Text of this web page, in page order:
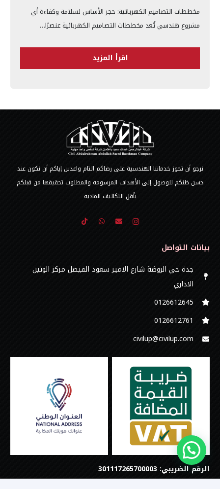
مخططات التصاميم الكهربائية: حجر الأساس لسلامة وكفاءة أي
مشروع هندسي تُعد مخططات التصاميم الكهربائية عنصرًا…
اقرأ المزيد
نرجو أن تحوز خدماتنا الهندسية على رضاكم التام واعدين إياكم أن نكون عند
حسن ظنكم للوصول إلى الأهداف المرسومة والمطلوب تحقيقها من قبلكم
بأقل التكاليف المادية
بيانات التواصل
جدة حي الروضة شارع الامير سعود الفيصل مركز الوتين
الاداري
0126612645‬
‭0126612761
civilup@civilup.com
الرقم الضريبي: 301117265700003